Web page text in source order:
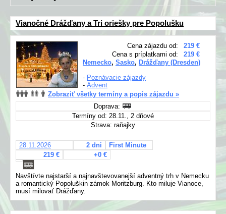
Vianočné Drážďany a Tri oriešky pre Popolušku
Cena zájazdu od:
219 €
Cena s príplatkami od:
219 €
Nemecko, Sasko, Drážďany (Dresden)
- Poznávacie zájazdy
- Advent
Zobraziť všetky termíny a popis zájazdu »
Doprava:
Termíny od: 28.11., 2 dňové
Strava: raňajky
28.11.2026 2 dni
First Minute
219 €
+0 €
Navštívte najstarší a najnavštevovanejší adventný trh v Nemecku
a romantický Popoluškin zámok Moritzburg.
Kto miluje Vianoce,
musí milovať Drážďany.